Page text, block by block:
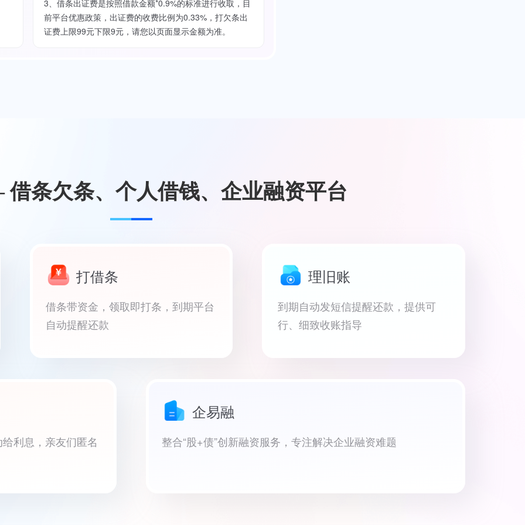
3、借条出证费是按照借款金额*0.9%的标准进行收取，目
前平台优惠政策，出证费的收费比例为0.33%，打欠条出
证费上限99元下限9元，请您以页面显示金额为准。
条欠条、个人借钱、企业融资平台
打借条
借条带资金，领取即打条，到期平台
自动提醒还款
理旧账
到期自动发短信提醒还款，提供可
行、细致收账指导
利息，亲友们匿名
企易融
整合“股+债”创新融资服务，专注解决企业融资难题